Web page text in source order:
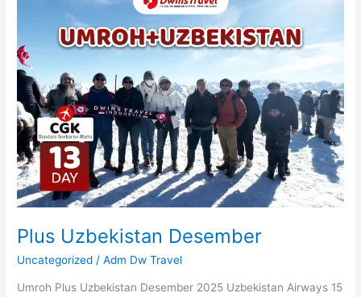
Plus Uzbekistan Desember
Uncategorized /Adm Dw Travel
Umroh Plus Uzbekistan Desember 2025 Uzbekistan Airways 15
Uzbekistan
Desember